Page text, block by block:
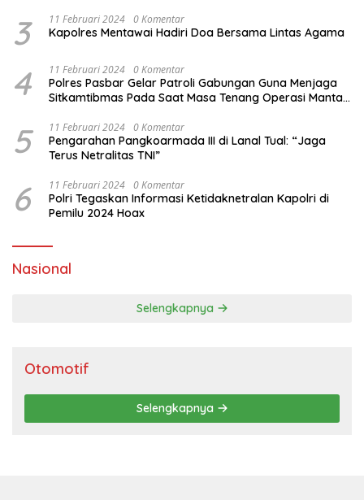
3 11 Februari 2024 0 Komentar
Kapolres Mentawai Hadiri Doa Bersama Lintas Agama
4 11 Februari 2024 0 Komentar
Polres Pasbar Gelar Patroli Gabungan Guna Menjaga
Sitkamtibmas Pada Saat Masa Tenang Operasi Mantap
5 11 Februari 2024 0 Komentar
Pengarahan Pangkoarmada III di Lanal Tual: “Jaga
Terus Netralitas TNI”
6 11 Februari 2024 0 Komentar
Polri Tegaskan Informasi Ketidaknetralan Kapolri di
Pemilu 2024 Hoax
Nasional
Selengkapnya
Otomotif
Selengkapnya